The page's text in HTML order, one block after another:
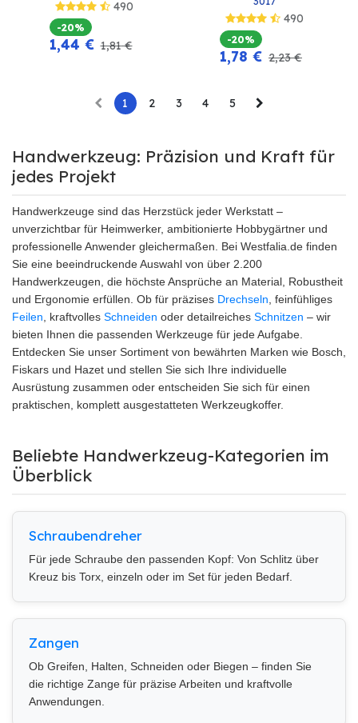
490
-20%
1,44 € 1,81€
490
-20%
1,78 € 2,23€
1 2 3 4 5
Handwerkzeug: Präzision und Kraft für
jedes Projekt
Handwerkzeuge sind das Herzstück jeder Werkstatt –
unverzichtbar für Heimwerker, ambitionierte Hobbygärtner und
professionelle Anwender gleichermaßen. Bei Westfalia.de finden
Sie eine beeindruckende Auswahl von über 2.200
Handwerkzeugen, die höchste Ansprüche an Material, Robustheit
und Ergonomie erfüllen. Ob für präzises Drechseln , feinfühliges
Feilen , kraftvolles Schneiden oder detailreiches Schnitzen – wir
bieten Ihnen die passenden Werkzeuge für jede Aufgabe.
Entdecken Sie unser Sortiment von bewährten Marken wie Bosch,
Fiskars und Hazet und stellen Sie sich Ihre individuelle
Ausrüstung zusammen oder entscheiden Sie sich für einen
praktischen, komplett ausgestatteten Werkzeugkoffer.
Beliebte Handwerkzeug-Kategorien im
Überblick
Schraubendreher
Für jede Schraube den passenden Kopf: Von Schlitz über
Kreuz bis Torx, einzeln oder im Set für jeden Bedarf.
Zangen
Ob Greifen, Halten, Schneiden oder Biegen – finden Sie
die richtige Zange für präzise Arbeiten und kraftvolle
Anwendungen.